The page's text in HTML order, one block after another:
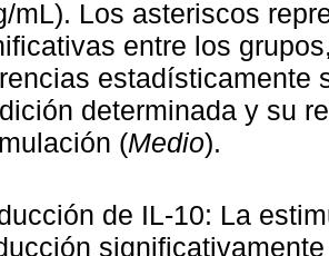
mL). Los asteriscos
entre los
estadísticamente
determinada y su
(Medio).
de IL-10: La